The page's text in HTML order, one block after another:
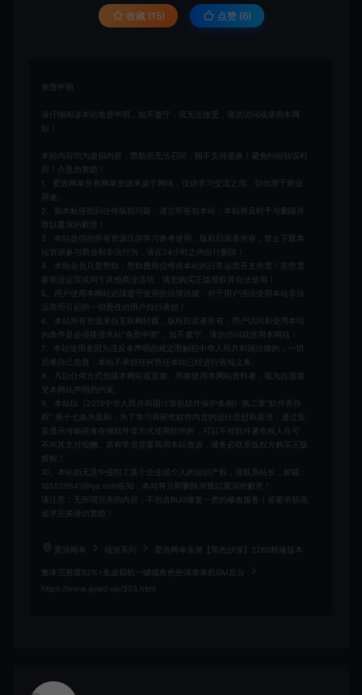
收藏 (15) 点赞 (6)
免责申明
请仔细阅读本站免责申明，如不遵守，或无法接受，请勿访问或使用本网
站！
本站内容均为虚拟内容，赞助后无法召回，顾不支持退换！避免纠纷耽误时
间！介意勿赞助！
1、爱游网单所有网单资源来源于网络，仅供学习交流之用。切勿用于商业
用途。
2、如本帖侵犯到任何版权问题，请立即告知本站，本站将及时予与删除并
致以最深的歉意！
3、本站提供的所有资源仅供学习参考使用，版权归原著所有，禁止下载本
站资源参与商业和非法行为，请在24小时之内自行删除！
4、本站会员只是赞助，赞助费用仅维持本站的日常运营开支所需！若您需
要商业运营或用于其他商业活动，请您购买正版授权并合法使用！
5、用户使用本网站必须遵守使用的法律法规，对于用户违法使用本站非法
运营而引起的一切责任由用户自行承担！
6、本站所有资源来自互联网转载，版权归原著所有，用户访问和使用本站
的条件是必须接受本站“免责申明”，如不遵守，请勿访问或使用本网站！
7、本站使用者因为违反本声明的规定而触犯中华人民共和国法律的，一切
后果自己负责，本站不承担任何责任本站已经进行告知义务。
8、凡以任何方式登陆本网站或直接、间接使用本网站资料者，视为自愿接
受本网站声明的约束。
9、本站以《2013中华人民共和国计算机软件保护条例》第二章"软件菩作
权” 第十七条为原则：为了学习和研究软件内含的设计思想和原理，通过安
装显示传输或者存储软件等方式使用软件的，可以不经软件著作权人许可，
不向其支付报酬。若有学员需要商用本站资源，请务必联系版权方购买正版
授权！
10、本站如无意中侵犯了某个企业或个人的知识产权，请联系站长，邮箱：
185529643@qq.com告知，本站将立即删除并致以最深的歉意！
请注意：无所谓完美的内容，不包含BUG修复一类的修改服务！若要求较高
追求完美请勿赞助！
爱游网单 端游系列 爱游网单亲测【黑色沙漠】2260精修版本
整体完善度92%+免虚拟机一键端角色扮演类单机GM后台
https://www.aywd.vip/323.html